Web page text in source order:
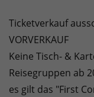
Ticketverkauf
VORVERKAUF
Keine Tisch- &
Reisegruppen ab
es gilt das "First